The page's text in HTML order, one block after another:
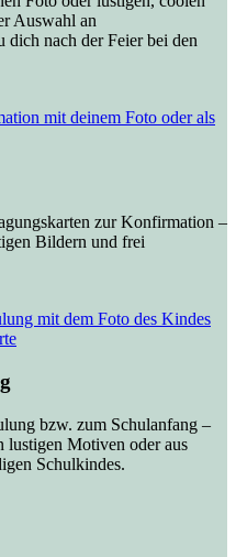
Auswahl an
dich nach der Feier bei den
zur Konfirmation –
Bildern und frei
bzw. zum Schulanfang –
lustigen Motiven oder aus
Schulkindes.